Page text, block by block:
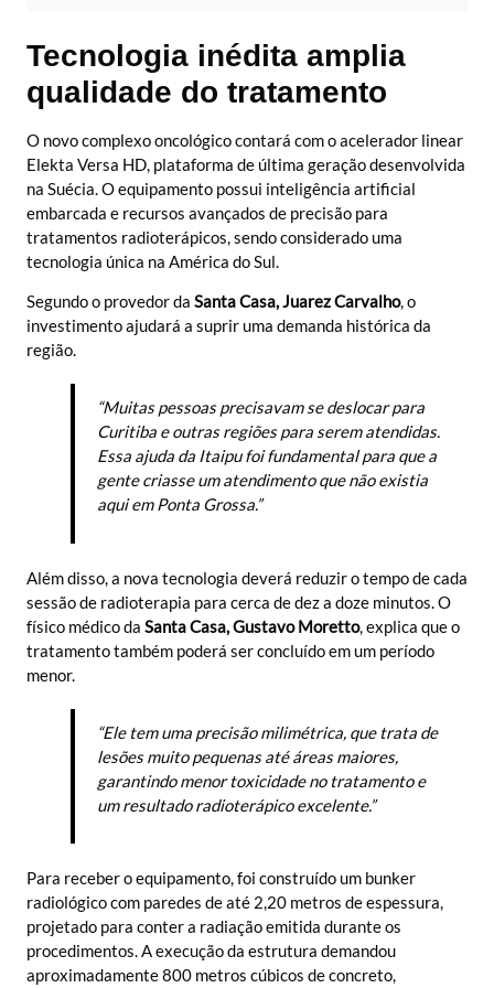
Tecnologia inédita amplia
qualidade do tratamento
O novo complexo oncológico contará com o acelerador linear
Elekta Versa HD, plataforma de última geração desenvolvida
na Suécia. O equipamento possui inteligência artificial
embarcada e recursos avançados de precisão para
tratamentos radioterápicos, sendo considerado uma
tecnologia única na América do Sul.
Segundo o provedor da Santa Casa, Juarez Carvalho, o
investimento ajudará a suprir uma demanda histórica da
região.
“Muitas pessoas precisavam se deslocar para
Curitiba e outras regiões para serem atendidas.
Essa ajuda da Itaipu foi fundamental para que a
gente criasse um atendimento que não existia
aqui em Ponta Grossa.”
Além disso, a nova tecnologia deverá reduzir o tempo de cada
sessão de radioterapia para cerca de dez a doze minutos. O
físico médico da Santa Casa, Gustavo Moretto, explica que o
tratamento também poderá ser concluído em um período
menor.
“Ele tem uma precisão milimétrica, que trata de
lesões muito pequenas até áreas maiores,
garantindo menor toxicidade no tratamento e
um resultado radioterápico excelente.”
Para receber o equipamento, foi construído um bunker
radiológico com paredes de até 2,20 metros de espessura,
projetado para conter a radiação emitida durante os
procedimentos. A execução da estrutura demandou
aproximadamente 800 metros cúbicos de concreto,